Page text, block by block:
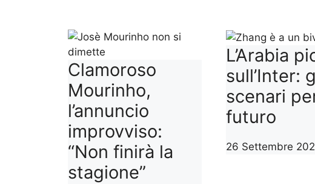
Clamoroso
Mourinho,
l’annuncio
improvviso:
“Non finirà la
stagione”
L’Arabia
sull’Inter:
scenari
futuro
26 Settembre